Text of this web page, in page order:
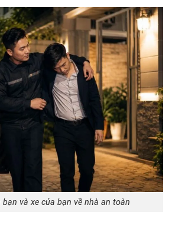
và xe của bạn về nhà an toàn